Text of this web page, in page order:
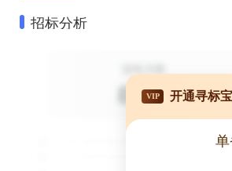
招标分析
VIP 开通寻标